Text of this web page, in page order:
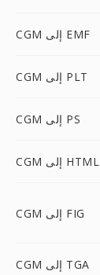
CGM إلى EMF
CGM إلى PLT
CGM إلى PS
CGM إلى HTML
CGM إلى FIG
CGM إلى TGA